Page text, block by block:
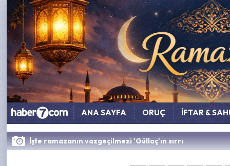
ANA SAYFA ORUÇ İFTAR &
İşte ramazanın vazgeçilmezi 'Güllaç'ın sırrı